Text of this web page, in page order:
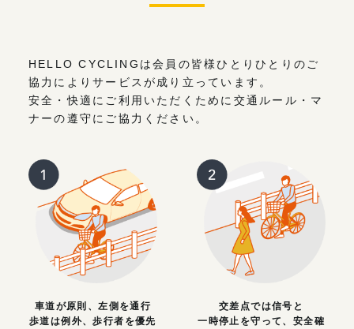
HELLO CYCLINGは会員の皆様ひとりひとりのご
協力によりサービスが成り立っています。
安全・快適にご利用いただくために交通ルール・マ
ナーの遵守にご協力ください。
車道が原則、左側を通行
歩道は例外、歩行者を優先
交差点では信号と
一時停止を守って、安全確